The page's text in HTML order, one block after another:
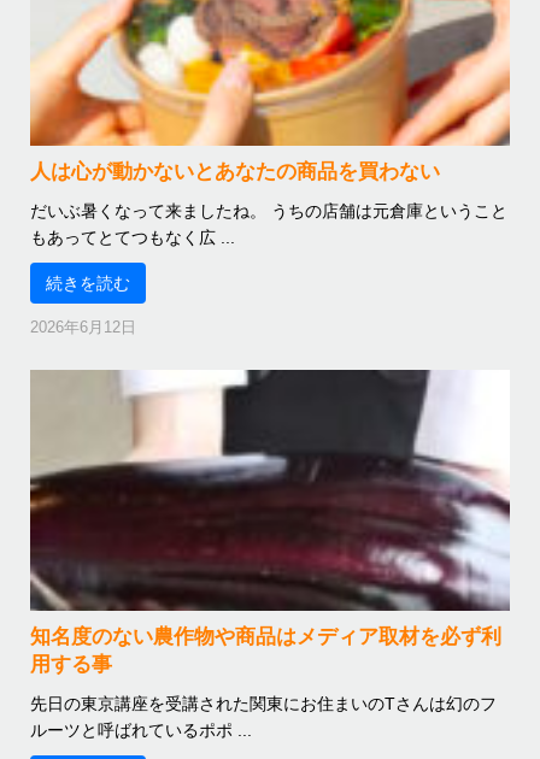
人は心が動かないとあなたの商品を買わない
だいぶ暑くなって来ましたね。 うちの店舗は元倉庫ということ
もあってとてつもなく広 ...
続きを読む
2026年6月12日
知名度のない農作物や商品はメディア取材を必ず利
用する事
先日の東京講座を受講された関東にお住まいのTさんは幻のフ
ルーツと呼ばれているポポ ...